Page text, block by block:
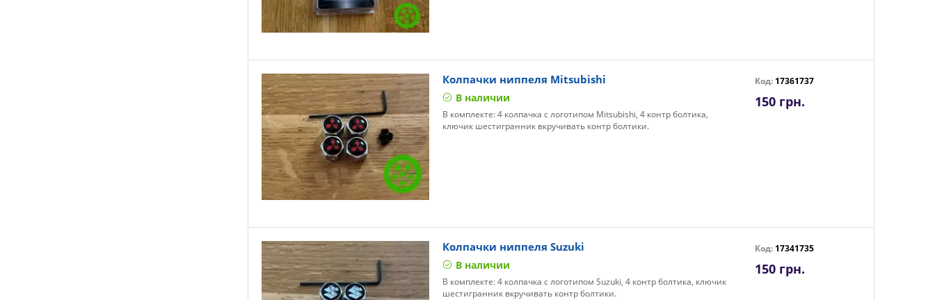
Колпачки ниппеля Mitsubishi
В наличии
В комплекте: 4 колпачка с логотипом Mitsubishi, 4 контр болтика,
ключик шестигранник вкручивать контр болтики.
Код: 17361737
150 грн.
Колпачки ниппеля Suzuki
В наличии
В комплекте: 4 колпачка с логотипом Suzuki, 4 контр болтика, ключик
шестигранник вкручивать контр болтики.
Код: 17341735
150 грн.